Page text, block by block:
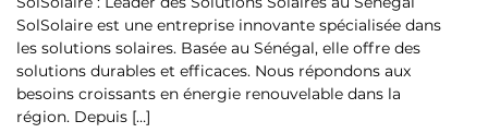
SolSolaire est une entreprise innovante spécialisée dans
les solutions solaires. Basée au Sénégal, elle offre des
solutions durables et efficaces. Nous répondons aux
besoins croissants en énergie renouvelable dans la
région. Depuis […]